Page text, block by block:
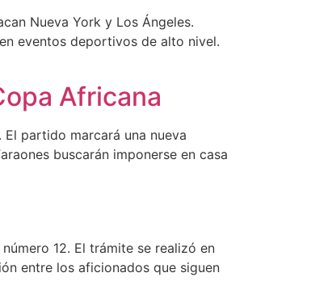
Nueva York y Los Ángeles.
eventos deportivos de alto nivel.
Africana
partido marcará una nueva
buscarán imponerse en casa
12. El trámite se realizó en
entre los aficionados que siguen